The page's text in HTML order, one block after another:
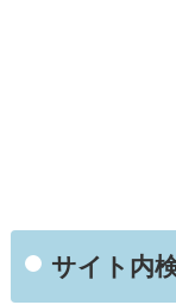
サイト内